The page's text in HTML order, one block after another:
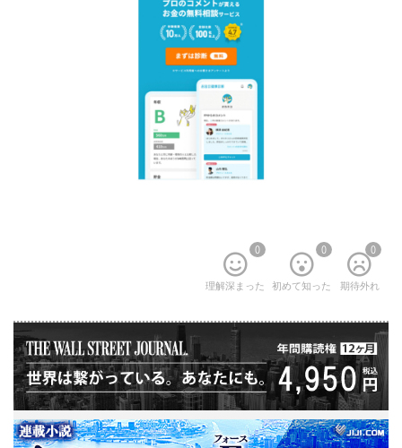
0
理解深まった
0
初めて知った
0
期待外れ